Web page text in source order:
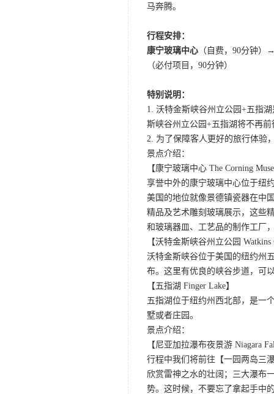
马奔腾。
行程安排：
康宁玻璃中心 （自费，90分钟）
（必付项目，90分钟）
特别说明：
1. 沃特金斯峡谷州立公园+五指
斯峡谷州立公园+五指湖将不再前
2. 为了保障客人更好的旅行体验
景点介绍：
【康宁玻璃中心 The Corning
享誉中外的康宁玻璃中心位于纽
美国的地位就像景德镇瓷器在中
精品及艺术雕刻玻璃展示，这些
和玻璃器皿、工艺品的制作工厂
【沃特金斯峡谷州立公园 Watkins
沃特金斯峡谷位于美国的纽约州
布。这里有优良的峡谷步道，可
【五指湖 Finger Lake】
五指湖位于纽约州西北部，是一
墅或者庄园。
景点介绍：
【尼亚加拉瀑布夜景游 Niagara
行程中我们将前往【一园两岛三
欣赏雷神之水的壮阔；三大瀑布
势。这时候，不要忘了拿起手中